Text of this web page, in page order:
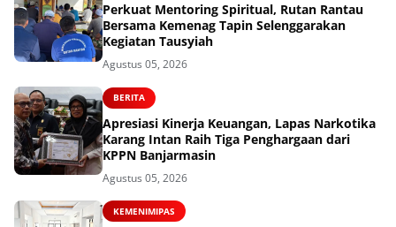
Perkuat Mentoring Spiritual, Rutan Rantau
Bersama Kemenag Tapin Selenggarakan
Kegiatan Tausyiah
Agustus 05, 2026
BERITA
Apresiasi Kinerja Keuangan, Lapas Narkotika
Karang Intan Raih Tiga Penghargaan dari
KPPN Banjarmasin
Agustus 05, 2026
KEMENIMIPAS